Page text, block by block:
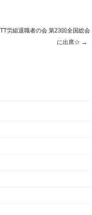
労組退職者の会 第23回全国総会
に出席☆ →